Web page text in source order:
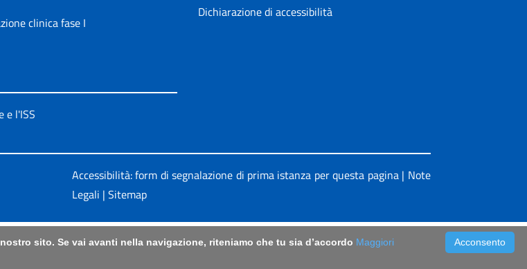
clinica fase I
e l'ISS
Dichiarazione di accessibilità
Accessibilità: form di segnalazione di prima istanza per questa pagina| Note
Legali | Sitemap
Acconsento
sito. Se vai avanti nella navigazione, riteniamo che tu sia d’accordo Maggiori